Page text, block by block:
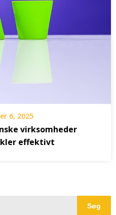
6, 2025
virksomheder
effektivt
Søg